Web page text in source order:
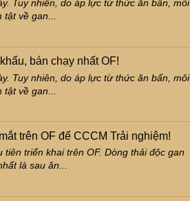
Tuy nhiên, do áp lực từ thức ăn bẩn, môi
tật về gan...
bán chạy nhất OF!
Tuy nhiên, do áp lực từ thức ăn bẩn, môi
về gan...
trên OF để CCCM Trải nghiệm!
triển khai trên OF. Dòng thải độc gan
là sau ăn...